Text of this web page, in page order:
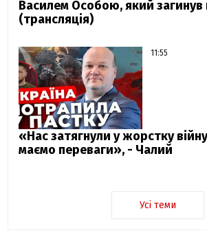
Василем Особою, який загинув
(трансляція)
11:55
«Нас затягнули у жорстку
маємо переваги», - Чалий
Усі теми